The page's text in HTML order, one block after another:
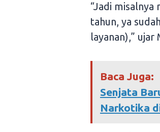
“Jadi
tahun, ya
layanan),”
Baca Juga:
Senjata
Narkotika